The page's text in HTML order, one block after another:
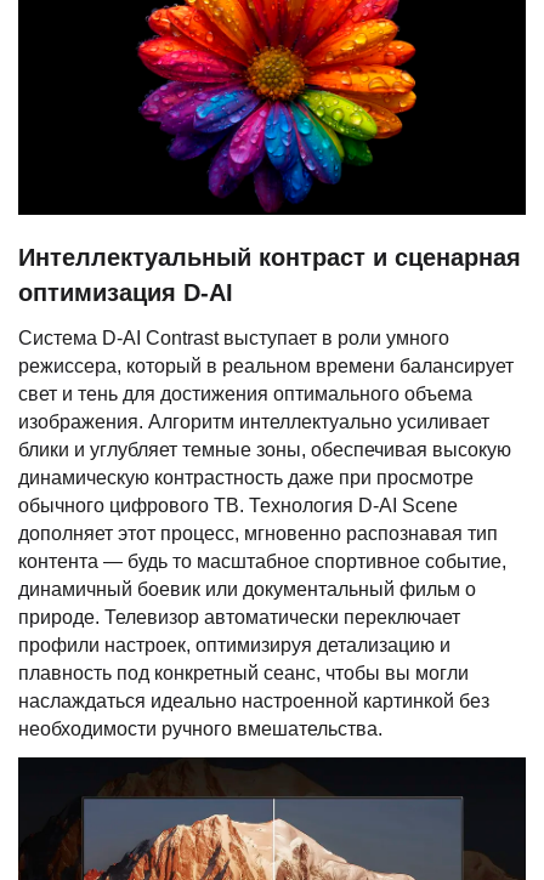
Интеллектуальный контраст и сценарная
оптимизация D-AI
Система D-AI Contrast выступает в роли умного
режиссера, который в реальном времени балансирует
свет и тень для достижения оптимального объема
изображения. Алгоритм интеллектуально усиливает
блики и углубляет темные зоны, обеспечивая высокую
динамическую контрастность даже при просмотре
обычного цифрового ТВ. Технология D-AI Scene
дополняет этот процесс, мгновенно распознавая тип
контента — будь то масштабное спортивное событие,
динамичный боевик или документальный фильм о
природе. Телевизор автоматически переключает
профили настроек, оптимизируя детализацию и
плавность под конкретный сеанс, чтобы вы могли
наслаждаться идеально настроенной картинкой без
необходимости ручного вмешательства.